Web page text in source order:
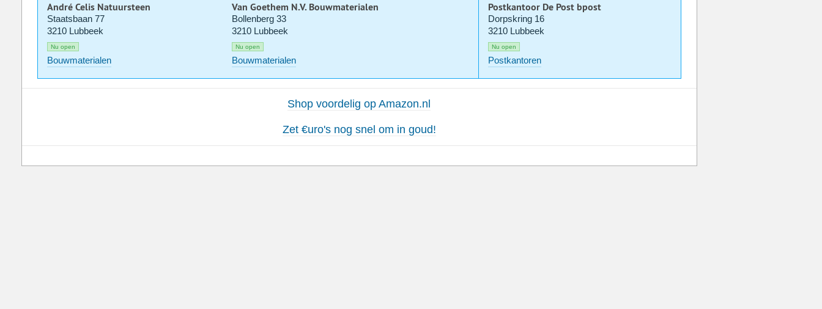
André Celis Natuursteen
Staatsbaan 77
3210 Lubbeek
Nu open
Bouwmaterialen
Van Goethem N.V. Bouwmaterialen
Bollenberg 33
3210 Lubbeek
Nu open
Bouwmaterialen
Postkantoor De Post bpost
Dorpskring 16
3210 Lubbeek
Nu open
Postkantoren
Shop voordelig op Amazon.nl
Zet €uro's nog snel om in goud!